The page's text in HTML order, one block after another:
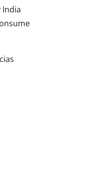
India